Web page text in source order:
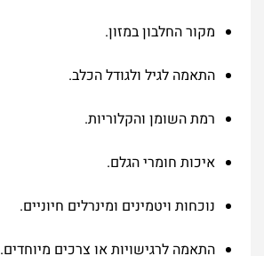
מקור החלבון במזון.
התאמה לגיל ולגודל הכלב.
רמת השומן והקלוריות.
איכות חומרי הגלם.
נוכחות ויטמינים ומינרלים חיוניים.
התאמה לרגישויות או צרכים מיוחדים.